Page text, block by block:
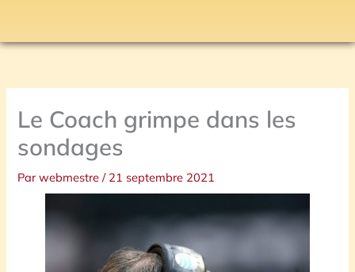
Le Coach grimpe dans les
sondages
Parwebmestre/ 21 septembre 2021